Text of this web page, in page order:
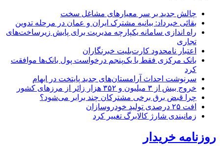
چالش جدید بر سر معیارهای مشاغل سخت
بقائی خبرداد: بیانیه مشترک ایران و عمان در مرحله تدوین
راه اندازی سامانه یکپارچه مدیریت برای پایش زیرساخت‌های
تجاری
اعتبار نامحدود کارت‌بلیت خبرنگاران
بانک مرکزی فقط با یک‌‎پنجم درخواست پول بانک‌ها موافقت
کرد
سرنوشت احداث آرامستان‌های جدید پایتخت در ابهام
خروج بیش از ۳ میلیون و ۳۵۲ هزار زائر از مرزهای کشور
چرا قبض برق برخی مشترکان چند برابر می‌شود؟
افت ۲۵ درصدی تولید خودروسازان
زمانبندی شارژ کالابرگ تغییر کرد
روزنامه خریدار